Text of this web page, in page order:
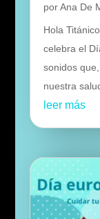
porAna De
Hola
celebra el
sonidos
nuestra
leer más